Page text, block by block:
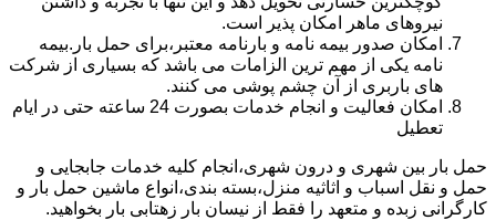
نیروهای ماهر امکان پذیر است.
امکان صدور بیمه نامه و بارنامه معتبر،برای حمل بار.بیمه
نامه یکی از مهم ترین الزامات می باشد که بسیاری از شرکت
های باربری از آن چشم پوشی می کنند.
امکان فعالیت و انجام خدمات بصورت 24 ساعته حتی در ایام
تعطیل
حمل بار بین شهری و درون شهری،انجام کلیه خدمات جابجایی و
حمل و نقل اسباب و اثاثیه منزل،بسته بندی،انواع ماشین حمل بار و
کارگرانی زبده و متعهد را فقط از نیسان بار زهتابی بار بخواهید.